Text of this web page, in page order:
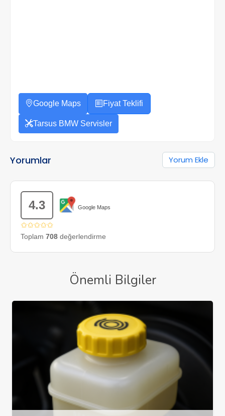
Google Maps Fiyat Teklifi
Tarsus BMW Servisler
Yorumlar Yorum Ekle
4.3 Google Maps
✩✩✩✩✩
Toplam 708 değerlendirme
Önemli Bilgiler